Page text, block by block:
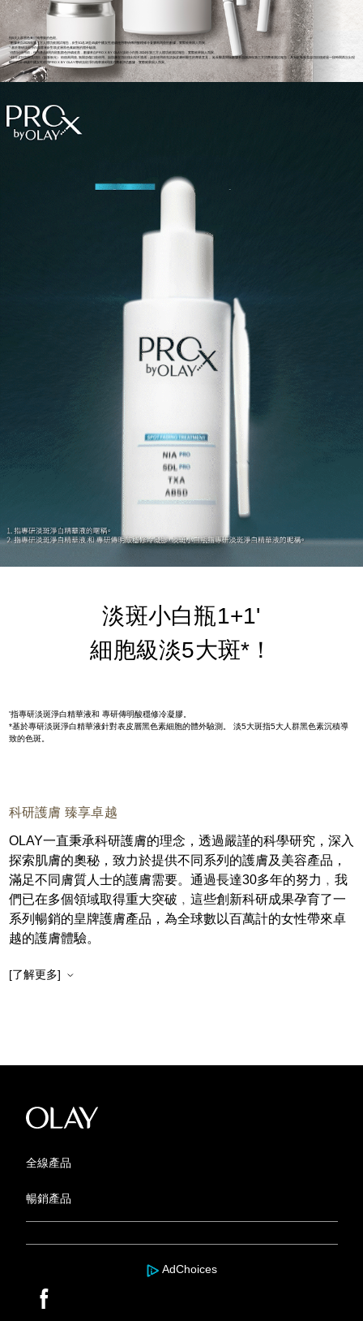
指5大人群黑色素沉積導致的色斑。
''數據來自2025年第三方人體功效測試報告，針對41名19至45歲中國女性連續使用專研傳明酸穩修冷凝膠兩周後的數據，實際效果因人而異。
'*基於專研淡斑淨白精華液針對表皮層黑色素細胞的體外驗測。
'-指對比使用前，使用產品8周內斑點顏色持續改善，數據來自PRO X BY OLAY淡斑小白瓶 2024年第三方人體功效測試報告，實際效果因人而異。
'+指非皮損類醫美項目（如脈衝光） 術後兩周後, 無開放傷口後使用。如肌膚在項目後出現不適感，請在使用前先諮詢皮膚科醫生的專業意見 。延長醫美間隔數據來自2025年第三方消費者測試報告，為34名做過美容項目後經過一段時間再次出現
曬斑的20~49歲中國女性使用PRO X BY OLAY專研淡斑凈白精華液8周後消費者評估數據，實際效果因人而異。
淡斑小白瓶1+1'
細胞級淡5大斑*！
'指專研淡斑淨白精華液和 專研傳明酸穩修冷凝膠。
*基於專研淡斑淨白精華液針對表皮層黑色素細胞的體外驗測。 淡5大斑指5大人群黑色素沉積導
致的色斑。
科研護膚 臻享卓越
OLAY一直秉承科研護膚的理念，透過嚴謹的科學研究，深入
探索肌膚的奧秘，致力於提供不同系列的護膚及美容產品，
滿足不同膚質人士的護膚需要。通過長達30多年的努力﹐我
們已在多個領域取得重大突破﹐這些創新科研成果孕育了一
系列暢銷的皇牌護膚產品，為全球數以百萬計的女性帶來卓
越的護膚體驗。
[了解更多]
全線產品
暢銷產品
AdChoices